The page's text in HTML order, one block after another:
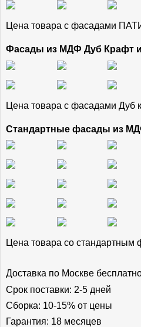
Цена товара с фасадами
Фасады из МДФ Дуб Крафт
Цена товара с фасадами Дуб
Стандартные фасады из
Цена товара cо стандартным
Доставка по Москве
Срок поставки: 2-5 дней
Сборка: 10-15% от цены
Гарантия: 18 месяцев